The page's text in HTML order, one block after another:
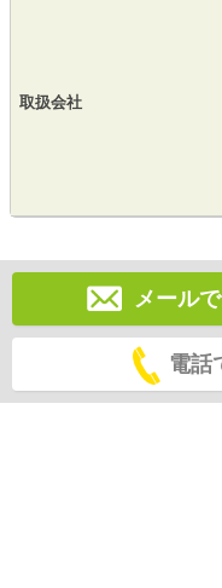
取扱会社
メール
電話